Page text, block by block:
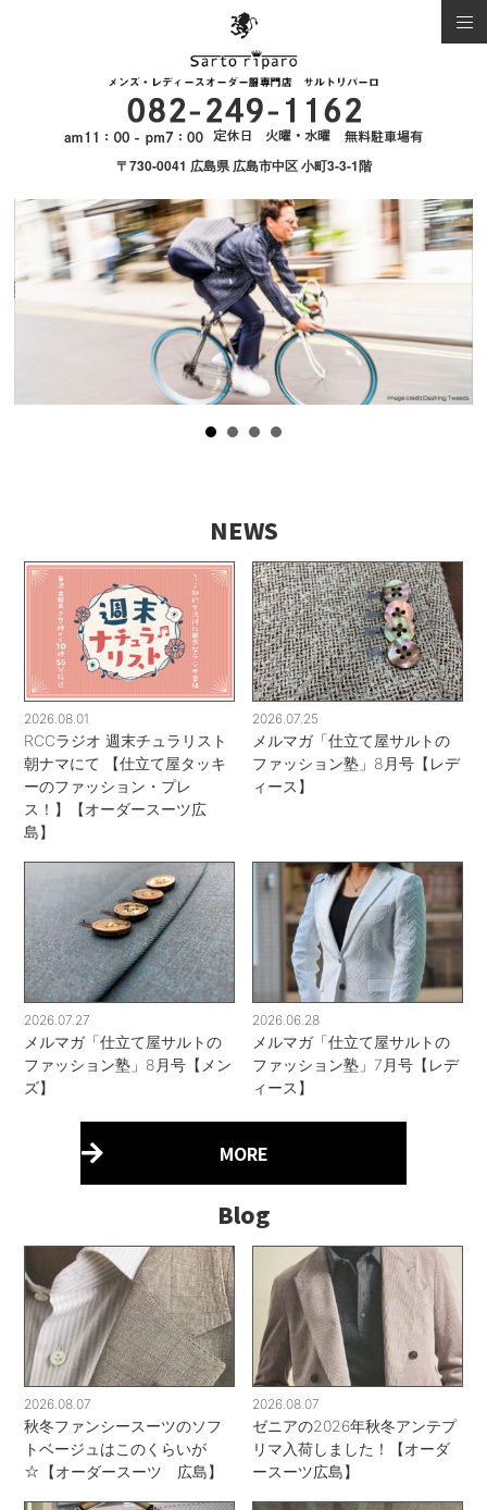
〒730-0041 広島県 広島市中区 小町3-3-1階
NEWS
2026.08.01
RCCラジオ 週末チュラリスト
朝ナマにて 【仕立て屋タッキ
ーのファッション・プレ
ス！】【オーダースーツ広
島】
2026.07.25
メルマガ「仕立て屋サルトの
ファッション塾」8月号【レデ
ィース】
2026.07.27
メルマガ「仕立て屋サルトの
ファッション塾」8月号【メン
ズ】
2026.06.28
メルマガ「仕立て屋サルトの
ファッション塾」7月号【レデ
ィース】
MORE
Blog
2026.08.07
秋冬ファンシースーツのソフ
トベージュはこのくらいが
☆【オーダースーツ 広島】
2026.08.07
ゼニアの2026年秋冬アンテプ
リマ入荷しました！【オーダ
ースーツ広島】